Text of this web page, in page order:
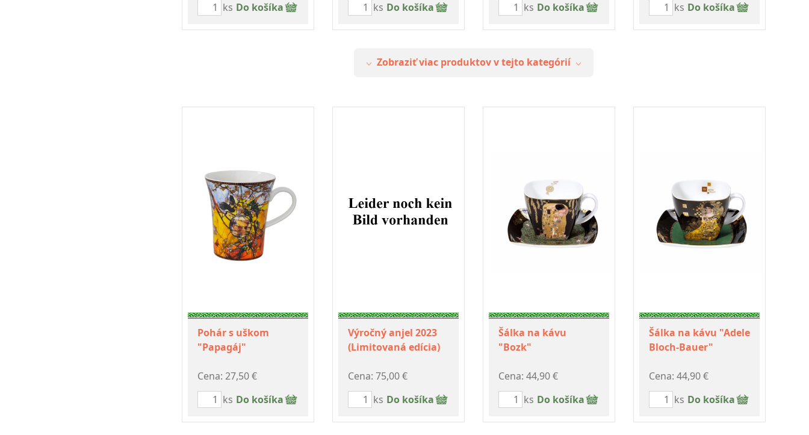
ks Do košíka
ks Do košíka
ks Do košíka
ks Do košíka
Zobraziť viac produktov v tejto kategórií
Pohár s uškom
"Papagáj"
Cena: 27,50 €
ks Do košíka
Výročný anjel 2023
(Limitovaná edícia)
Cena: 75,00 €
ks Do košíka
Šálka na kávu
"Bozk"
Cena: 44,90 €
ks Do košíka
Šálka na kávu "Adele
Bloch-Bauer"
Cena: 44,90 €
ks Do košíka